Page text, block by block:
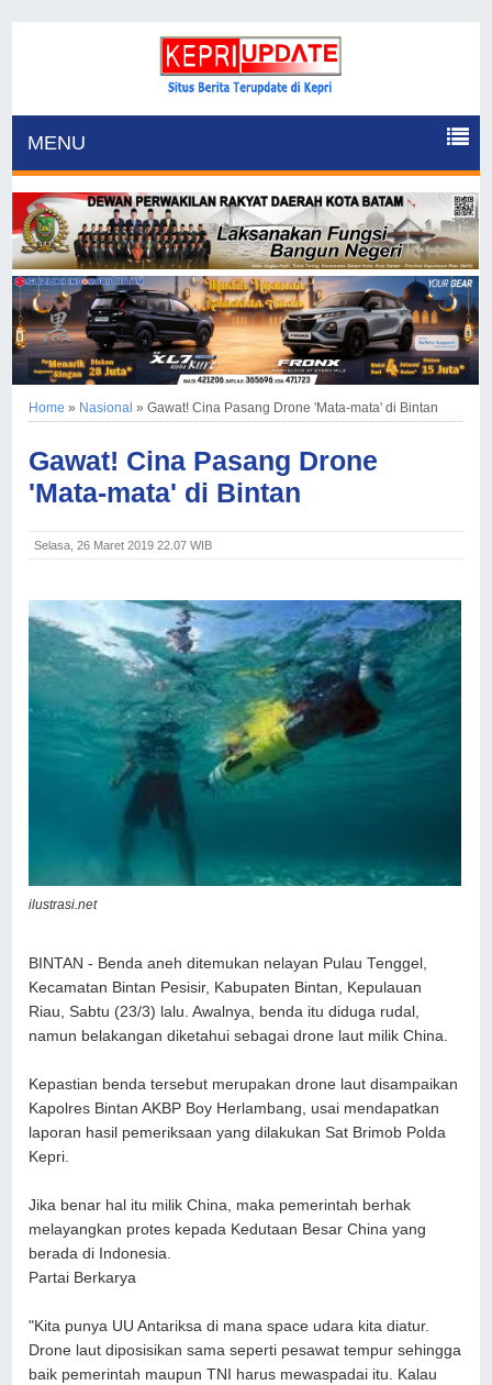
MENU
Home » Nasional »Gawat! Cina Pasang Drone 'Mata-mata' di Bintan
Gawat! Cina Pasang Drone
'Mata-mata' di Bintan
Selasa, 26 Maret 2019 22.07 WIB
ilustrasi.net
BINTAN - Benda aneh ditemukan nelayan Pulau Tenggel,
Kecamatan Bintan Pesisir, Kabupaten Bintan, Kepulauan
Riau, Sabtu (23/3) lalu. Awalnya, benda itu diduga rudal,
namun belakangan diketahui sebagai drone laut milik China.
Kepastian benda tersebut merupakan drone laut disampaikan
Kapolres Bintan AKBP Boy Herlambang, usai mendapatkan
laporan hasil pemeriksaan yang dilakukan Sat Brimob Polda
Kepri.
Jika benar hal itu milik China, maka pemerintah berhak
melayangkan protes kepada Kedutaan Besar China yang
berada di Indonesia.
Partai Berkarya
"Kita punya UU Antariksa di mana space udara kita diatur.
Drone laut diposisikan sama seperti pesawat tempur sehingga
baik pemerintah maupun TNI harus mewaspadai itu. Kalau